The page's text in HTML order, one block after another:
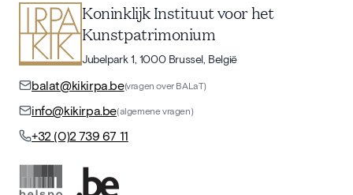
Koninklijk Instituut voor het
Kunstpatrimonium
Jubelpark 1, 1000 Brussel, België
balat@kikirpa.be(vragen over BALaT)
info@kikirpa.be(algemene vragen)
+32 (0)2 739 67 11